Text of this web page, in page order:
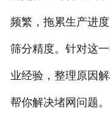
频繁，拖累生产进
筛分精度。针对这
业经验，整理原因
帮你解决堵网问题。